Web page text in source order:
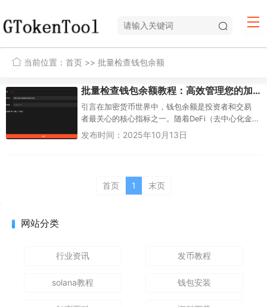
当前位置： 首页 >> 批量检查钱包余额
批量检查钱包余额教程：高效管理您的加密资产
引言在加密货币世界中，钱包余额是投资者和交易
者最关心的核心指标之一。随着DeFi（去中心化金
融）和NFT市场的快速发展，个人用户往往需要管
发布时间：2025年10月13日
首页 1 末页
网站分类
行业资讯 发币教程
solana教程 钱包安装